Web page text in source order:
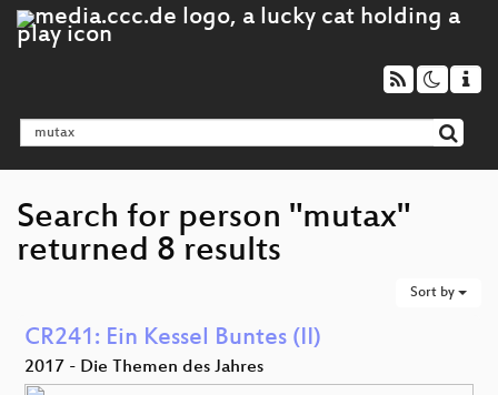
Search for person "mutax"
returned 8 results
Sort by
CR241: Ein Kessel Buntes (II)
2017 - Die Themen des Jahres